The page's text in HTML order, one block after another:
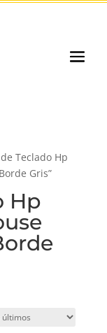
Teclado Hp
Gris”
Hp